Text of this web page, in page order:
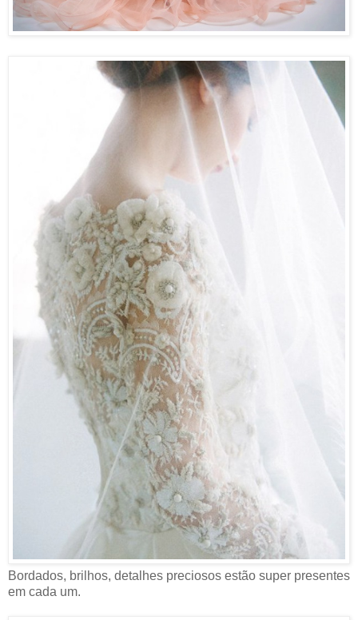
Bordados, brilhos, detalhes preciosos estão super presentes
em cada um.